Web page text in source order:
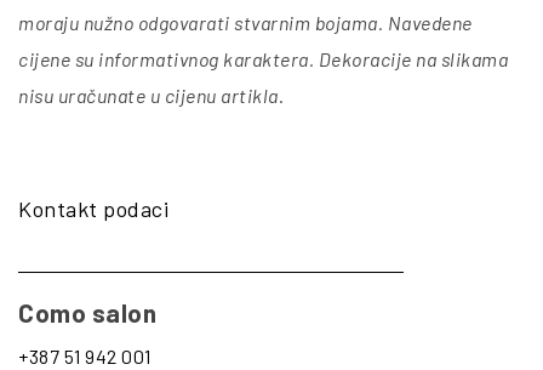
moraju nužno odgovarati stvarnim bojama. Navedene
cijene su informativnog karaktera. Dekoracije na slikama
nisu uračunate u cijenu artikla.
Kontakt podaci
Como salon
+387 51 942 001